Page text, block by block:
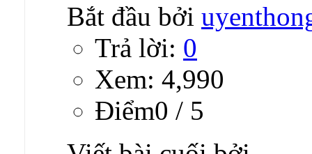
Bắt đầu bởi
Trả lời: 0
Xem: 4,990
Ðiểm0 / 5